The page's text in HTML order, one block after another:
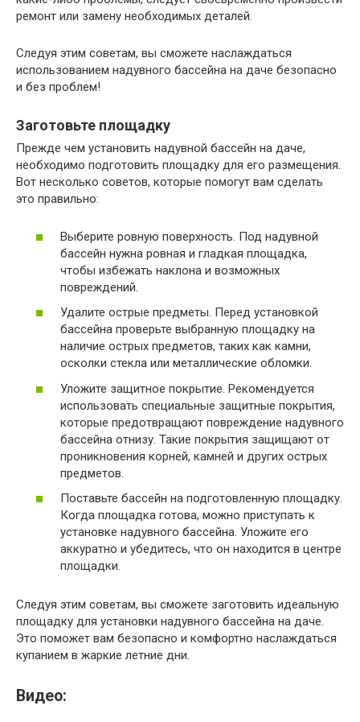
ремонт или замену необходимых деталей.
Следуя этим советам, вы сможете наслаждаться
использованием надувного бассейна на даче безопасно
и без проблем!
Заготовьте площадку
Прежде чем установить надувной бассейн на даче,
необходимо подготовить площадку для его размещения.
Вот несколько советов, которые помогут вам сделать
это правильно:
Выберите ровную поверхность. Под надувной
бассейн нужна ровная и гладкая площадка,
чтобы избежать наклона и возможных
повреждений.
Удалите острые предметы. Перед установкой
бассейна проверьте выбранную площадку на
наличие острых предметов, таких как камни,
осколки стекла или металлические обломки.
Уложите защитное покрытие. Рекомендуется
использовать специальные защитные покрытия,
которые предотвращают повреждение надувного
бассейна отнизу. Такие покрытия защищают от
проникновения корней, камней и других острых
предметов.
Поставьте бассейн на подготовленную площадку.
Когда площадка готова, можно приступать к
установке надувного бассейна. Уложите его
аккуратно и убедитесь, что он находится в центре
площадки.
Следуя этим советам, вы сможете заготовить идеальную
площадку для установки надувного бассейна на даче.
Это поможет вам безопасно и комфортно наслаждаться
купанием в жаркие летние дни.
Видео: